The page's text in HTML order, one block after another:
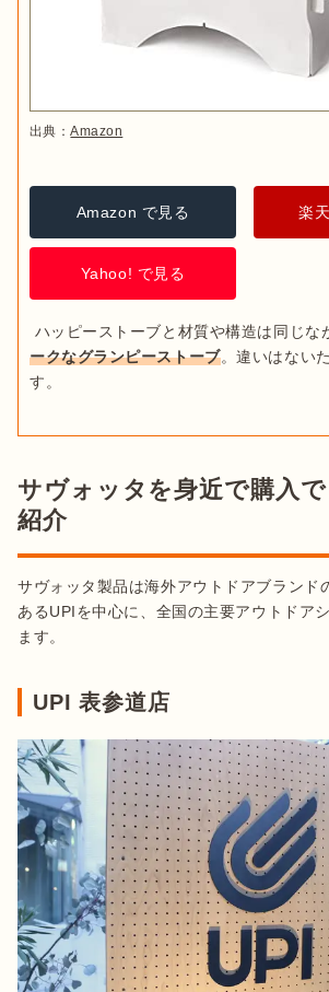
出典：Amazon
Amazon で見る 楽
Yahoo! で見る
ハッピーストーブと材質や構造は同じな
ークなグランピーストーブ。違いはない
す。
サヴォッタを身近で購入
紹介
サヴォッタ製品は海外アウトドアブランド
あるUPIを中心に、全国の主要アウトドア
ます。
UPI 表参道店